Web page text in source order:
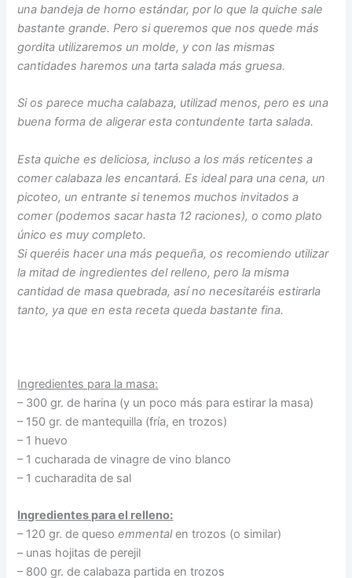
una bandeja de horno estándar, por lo que la quiche sale
bastante grande. Pero si queremos que nos quede más
gordita utilizaremos un molde, y con las mismas
cantidades haremos una tarta salada más gruesa.
Si os parece mucha calabaza, utilizad menos, pero es una
buena forma de aligerar esta contundente tarta salada.
Esta quiche es deliciosa, incluso a los más reticentes a
comer calabaza les encantará. Es ideal para una cena, un
picoteo, un entrante si tenemos muchos invitados a
comer (podemos sacar hasta 12 raciones), o como plato
único es muy completo.
Si queréis hacer una más pequeña, os recomiendo utilizar
la mitad de ingredientes del relleno, pero la misma
cantidad de masa quebrada, así no necesitaréis estirarla
tanto, ya que en esta receta queda bastante fina.
Ingredientes para la masa:
– 300 gr. de harina (y un poco más para estirar la masa)
– 150 gr. de mantequilla (fría, en trozos)
– 1 huevo
– 1 cucharada de vinagre de vino blanco
– 1 cucharadita de sal
Ingredientes para el relleno:
– 120 gr. de quesoemmentalen trozos (o similar)
– unas hojitas de perejil
– 800 gr. de calabaza partida en trozos